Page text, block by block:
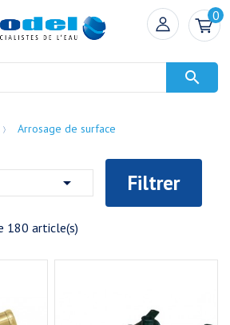
0

Arrosage de surface
 Filtrer
180 article(s)